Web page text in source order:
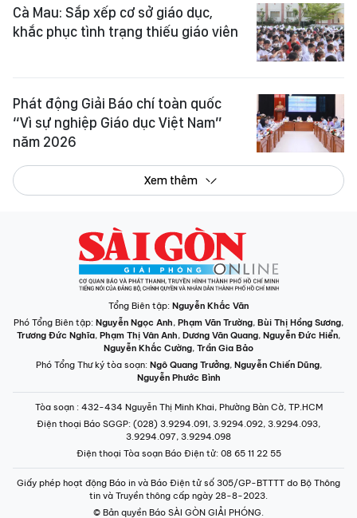
Cà Mau: Sắp xếp cơ sở giáo dục,
khắc phục tình trạng thiếu giáo viên
Phát động Giải Báo chí toàn quốc
“Vì sự nghiệp Giáo dục Việt Nam”
năm 2026
Xem thêm
Tổng Biên tập: Nguyễn Khắc Văn
Phó Tổng Biên tập: Nguyễn Ngọc Anh, Phạm Văn Trường, Bùi Thị Hồng Sương,
Trương Đức Nghĩa, Phạm Thị Vân Anh, Dương Văn Quang, Nguyễn Đức Hiển,
Nguyễn Khắc Cường, Trần Gia Bảo
Phó Tổng Thư ký tòa soạn: Ngô Quang Trưởng, Nguyễn Chiến Dũng,
Nguyễn Phước Bình
Tòa soạn : 432-434 Nguyễn Thị Minh Khai, Phường Bàn Cờ, TP.HCM
Điện thoại Báo SGGP: (028) 3.9294.091, 3.9294.092, 3.9294.093,
3.9294.097, 3.9294.098
Điện thoại Tòa soạn Báo Điện tử: 08 65 11 22 55
Giấy phép hoạt động Báo in và Báo Điện tử số 305/GP-BTTTT do Bộ Thông
tin và Truyền thông cấp ngày 28-8-2023.
© Bản quyền Báo SÀI GÒN GIẢI PHÓNG.